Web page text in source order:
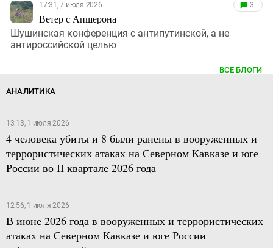
17:31, 7 июля 2026
Ветер с Апшерона
3
Шушинская конференция с антипутинской, а не
антироссийской целью
ВСЕ БЛОГИ
АНАЛИТИКА
13:13, 1 июля 2026
4 человека убиты и 8 были ранены в вооруженных и
террористических атаках на Северном Кавказе и юге
России во II квартале 2026 года
12:56, 1 июля 2026
В июне 2026 года в вооруженных и террористических
атаках на Северном Кавказе и юге России